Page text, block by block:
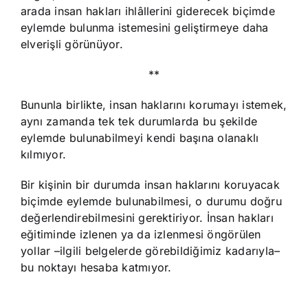
arada insan hakları ihlâllerini giderecek biçimde
eylemde bulunma istemesini geliştirmeye daha
elverişli görünüyor.
**
Bununla birlikte, insan haklarını korumayı istemek,
aynı zamanda tek tek durumlarda bu şekilde
eylemde bulunabilmeyi kendi başına olanaklı
kılmıyor.
Bir kişinin bir durumda insan haklarını koruyacak
biçimde eylemde bulunabilmesi, o durumu doğru
değerlendirebilmesini gerektiriyor. İnsan hakları
eğitiminde izlenen ya da izlenmesi öngörülen
yollar –ilgili belgelerde görebildiğimiz kadarıyla–
bu noktayı hesaba katmıyor.